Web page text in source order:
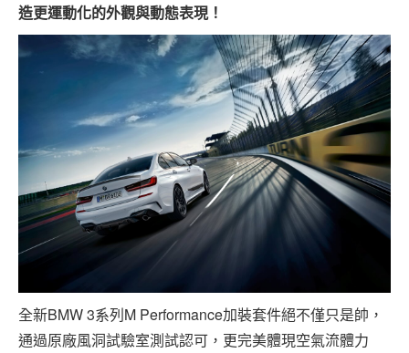
造更運動化的外觀與動態表現！
全新BMW 3系列M Performance加裝套件絕不僅只是帥，
通過原廠風洞試驗室測試認可，更完美體現空氣流體力